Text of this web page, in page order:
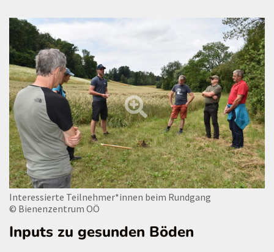
Interessierte Teilnehmer*innen beim Rundgang
© Bienenzentrum OÖ
Inputs zu gesunden Böden